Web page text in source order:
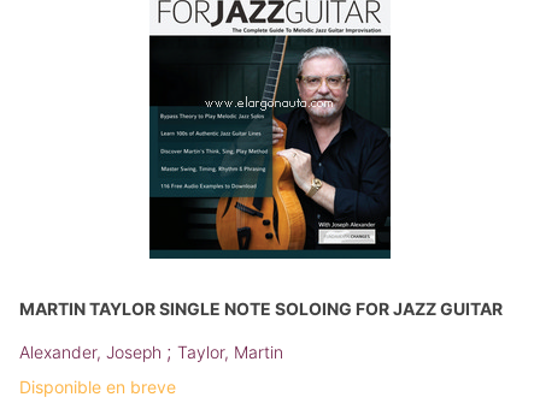
MARTIN TAYLOR SINGLE NOTE SOLOING FOR JAZZ GUITAR
Alexander, Joseph ; Taylor, Martin
Disponible en breve